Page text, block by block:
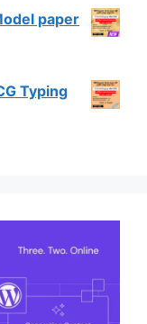
Model paper
Typing